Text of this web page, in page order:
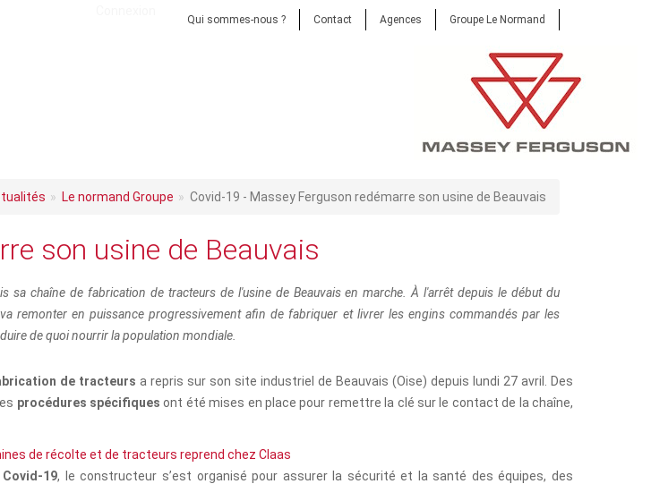
Qui sommes-nous ? Contact Agences Groupe Le Normand
Le normand Groupe Covid-19 - Massey Ferguson redémarre son usine de Beauvais
son usine de Beauvais
sa chaîne de fabrication de tracteurs de l'usine de Beauvais en marche. À l'arrêt depuis le début du
remonter en puissance progressivement afin de fabriquer et livrer les engins commandés par les
de quoi nourrir la population mondiale.
de tracteurs a repris sur son site industriel de Beauvais (Oise) depuis lundi 27 avril. Des
procédures spécifiques ont été mises en place pour remettre la clé sur le contact de la chaîne,
de récolte et de tracteurs reprend chez Claas
19, le constructeur s’est organisé pour assurer la sécurité et la santé des équipes, des